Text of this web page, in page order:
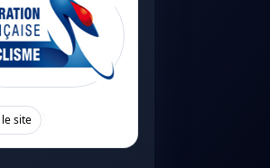
site